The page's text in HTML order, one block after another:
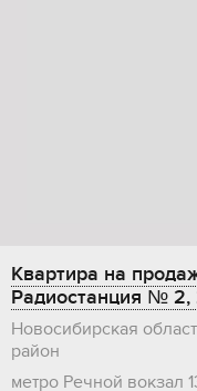
Квартира на
Радиостанция № 2,
Новосибирская
район
метро Речной вокзал